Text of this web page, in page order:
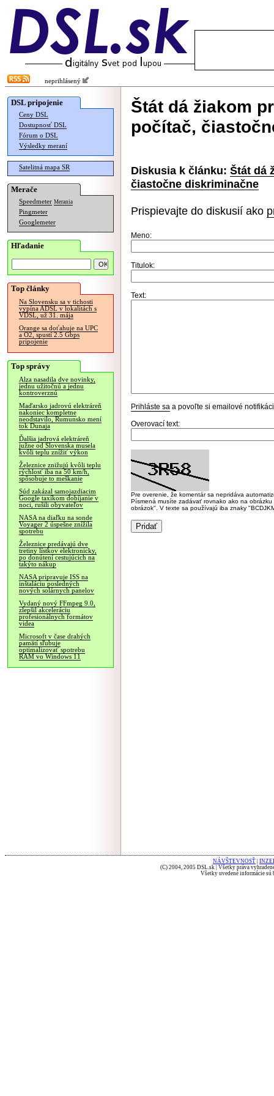
neprihlásený
DSL pripojenie
Ceny DSL
Dostupnosť DSL
Fórum o DSL
Výsledky meraní
Satelitná mapa SR
Merače
Speedmeter Merania
Pingmeter
Googlemeter
Hľadanie
Top články
Na Slovensku sa v tichosti
vypína ADSL v lokalitách s
VDSL, už 31. mája
Orange sa doťahuje na UPC
a O2, spustí 2.5 Gbps
pripojenie
Top správy
Alza nasadila dve novinky,
jednu užitočnú a jednu
kontroverznú
Maďarsko jadrovú elektráreň
nakoniec kompletne
neodstavilo, Rumunsko mení
tok Dunaja
Ďalšia jadrová elektráreň
južne od Slovenska musela
kvôli teplu znížiť výkon
Železnice znižujú kvôli teplu
rýchlosť iba na 50 km/h,
spôsobuje to meškanie
Súd zakázal samojazdiacim
Google taxíkom dobíjanie v
noci, rušili obyvateľov
NASA na diaľku na sonde
Voyager 2 úspešne znížila
spotrebu
Železnice predávajú dve
tretiny lístkov elektronicky,
po donútení cestujúcich na
takýto nákup
NASA pripravuje ISS na
inštaláciu posledných
nových solárnych panelov
Vydaný nový FFmpeg 9.0,
zlepšil akceleráciu
profesionálnych formátov
videa
Microsoft v čase drahých
pamätí sľubuje
optimalizovať spotrebu
RAM vo Windows 11
Štát dá žiakom
počítač,
Diskusia k článku: Štát dá
čiastočne diskriminačne
Prispievajte do diskusií ako
Meno:
Titulok:
Text:
Prihláste sa a povoľte si emailové
Overovací text:
Pre overenie, že komentár sa nepridáva
Písmená musíte zadávať rovnako ako na
obrázok". V texte sa používajú iba znaky
NÁVŠTEVNOSŤ
(C) 2004, 2005 DSL.sk | Všetky práva
Všetky uvedené informácie sú